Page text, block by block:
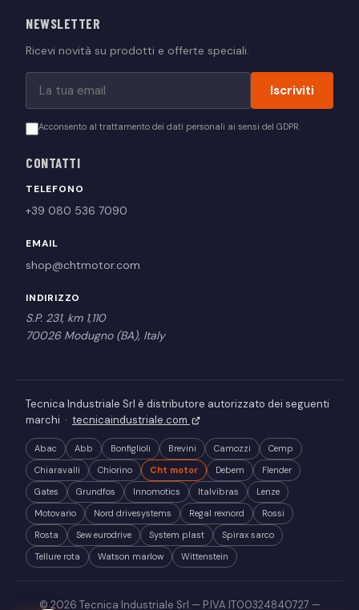
NEWSLETTER
Ricevi novità su prodotti e offerte speciali.
Iscriviti
Acconsento al trattamento dei dati personali ai sensi del GDPR.
CONTATTI
TELEFONO
+39 080 536 7090
EMAIL
shop@chtmotor.com
INDIRIZZO
S.P. 231, km 1,110
70026 Modugno (BA), Italy
Tecnica Industriale Srl è distributore autorizzato dei seguenti
marchi · tecnicaindustriale.com
Abac Abb Bonfiglioli Brevini Camozzi
Cemp
Chiaravalli
Chiorino Cht motor Debem
Flender
Gates
Grundfos Innomotics Italvibras
Lenze
Motovario
Nord drivesystems Regal rexnord
Rossi
Rosta
Sew eurodrive System plast
Spirax sarco
Tellure rota
Watson marlow Wittenstein
© 2026 Tecnica Industriale Srl — P.IVA IT00324840727 —